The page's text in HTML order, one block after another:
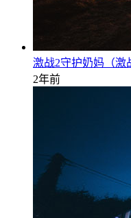
激战2守护奶妈（激
2年前